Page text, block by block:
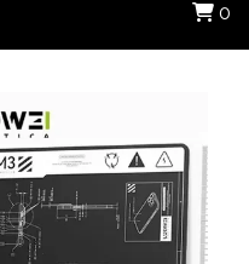
0